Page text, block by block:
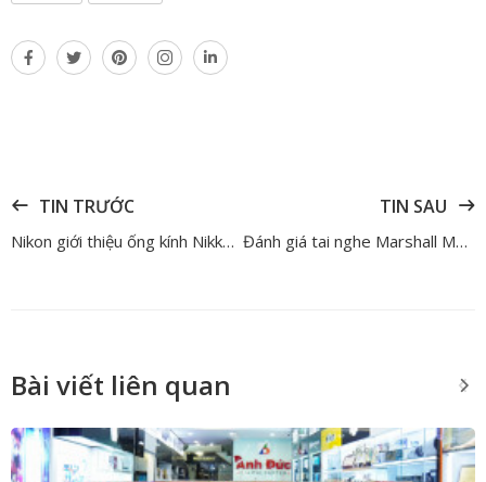
TIN TRƯỚC
Nikon giới thiệu ống kính Nikkor Z 35mm F1.4 đầu tiên
TIN SAU
Đánh giá tai nghe Marshall Major V từ trải nghiệm thực tế
Bài viết liên quan